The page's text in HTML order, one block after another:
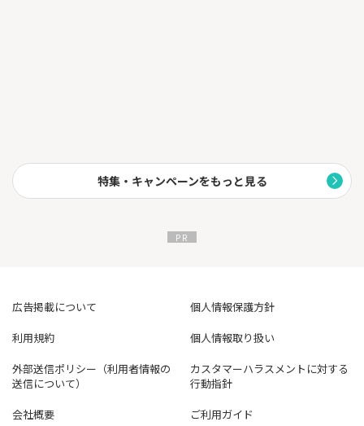
※特典進呈には条件があります。
※マイカー割キャンペーンは要エントリーです。
※ご成約・マイカー割キャンペーンでのポイント進呈日は売買金
#車 #中古車 #販売 #買取 #買い取り #売却 #売る #査定 #オークシ
ョン #高価 #高額 #愛車 #出品 #一括
特集・キャンペーンをもっと見る
広告掲載について
個人情報保護方針
利用規約
個人情報取り扱い
外部送信ポリシー（利用者情報の
送信について）
カスタマーハラスメントに対する
行動指針
会社概要
ご利用ガイド